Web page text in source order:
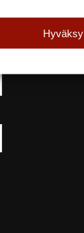
Hyväksy